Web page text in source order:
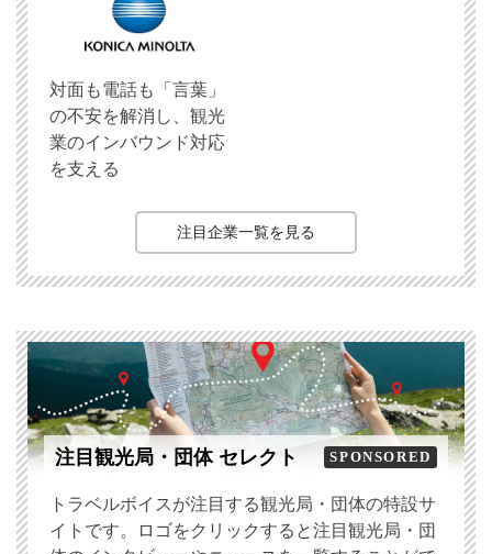
対面も電話も「言葉」
の不安を解消し、観光
業のインバウンド対応
を支える
注目企業一覧を見る
注目観光局・団体 セレクト SPONSORED
トラベルボイスが注目する観光局・団体の特設サ
イトです。ロゴをクリックすると注目観光局・団